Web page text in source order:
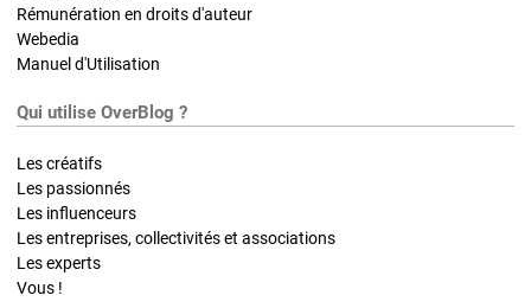
Rémunération en droits d'auteur
Webedia
Manuel d'Utilisation
Qui utilise OverBlog ?
Les créatifs
Les passionnés
Les influenceurs
Les entreprises, collectivités et associations
Les experts
Vous !